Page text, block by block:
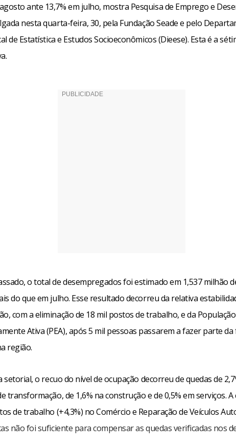
ante 13,7% em julho, mostra Pesquisa de Emprego e
nesta quarta-feira, 30, pela Fundação Seade e pelo
de Estatística e Estudos Socioeconômicos (Dieese). Esta é a
o total de desempregados foi estimado em 1,537 milhão
do que em julho. Esse resultado decorreu da relativa
com a eliminação de 18 mil postos de trabalho, e da População
Ativa (PEA), após 5 mil pessoas passarem a fazer parte
região.
setorial, o recuo do nível de ocupação decorreu de quedas de
transformação, de 1,6% na construção e de 0,5% em serviços. A
de trabalho (+4,3%) no Comércio e Reparação de Veículos
não foi suficiente para compensar as quedas verificadas nos